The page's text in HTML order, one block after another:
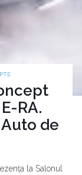
RA.
de
la Salonul